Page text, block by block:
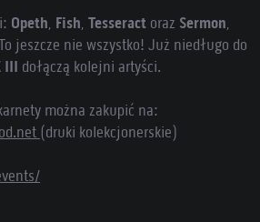
Opeth, Fish, Tesseract oraz Sermon,
jeszcze nie wszystko! Już niedługo do
III dołączą kolejni artyści.
można zakupić na:
(druki kolekcjonerskie)